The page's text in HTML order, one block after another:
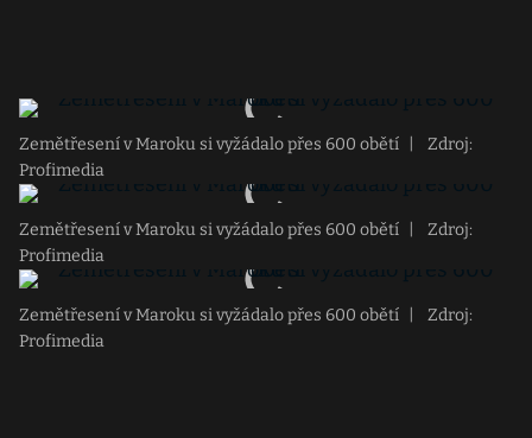
Zemětřesení v Maroku si vyžádalo přes 600 obětí
Zdroj:
Profimedia
Zemětřesení v Maroku si vyžádalo přes 600 obětí
Zdroj:
Profimedia
Zemětřesení v Maroku si vyžádalo přes 600 obětí
Zdroj:
Profimedia